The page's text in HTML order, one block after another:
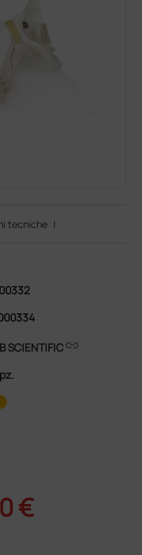
tecniche |
SCIENTIFIClink
€